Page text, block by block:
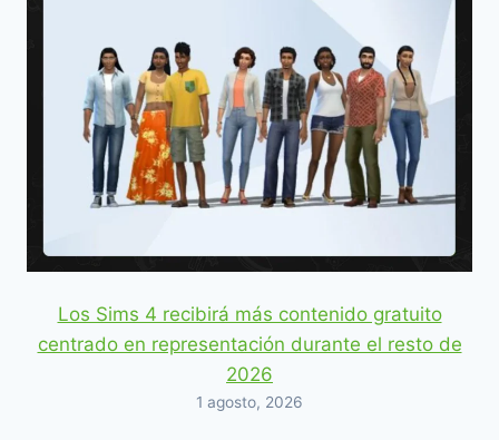
Los Sims 4 recibirá más contenido gratuito
centrado en representación durante el resto de
2026
1 agosto, 2026